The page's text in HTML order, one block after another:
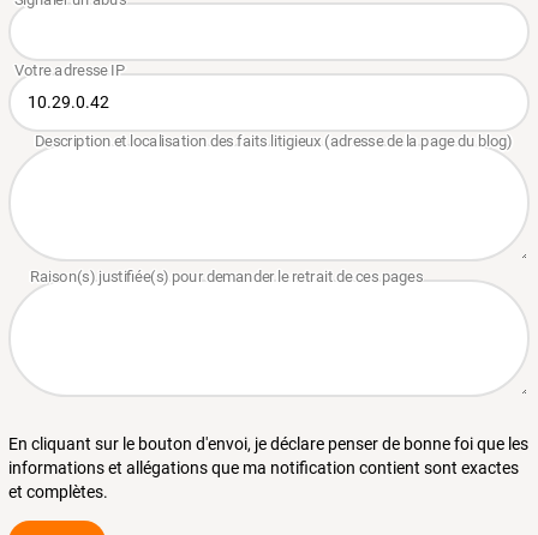
En cliquant sur le bouton d'envoi, je déclare penser de bonne foi que les
informations et allégations que ma notification contient sont exactes
et complètes.